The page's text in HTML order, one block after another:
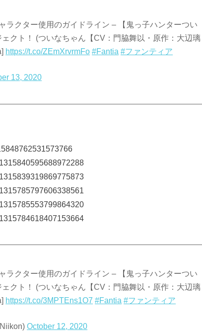
ラクター使用のガイドライン – 【鬼っ子ハンターつい
クト！ (ついなちゃん【CV：門脇舞以・原作：大辺璃
https://t.co/ZEmXrvrmFo #Fantia #ファンティア
13, 2020
ラクター使用のガイドライン – 【鬼っ子ハンターつい
クト！ (ついなちゃん【CV：門脇舞以・原作：大辺璃
https://t.co/3MPTEns1O7 #Fantia #ファンティア
October 12, 2020